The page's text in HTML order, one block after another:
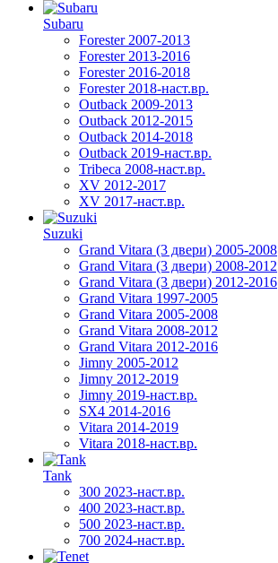
Subaru
Forester 2007-2013
Forester 2013-2016
Forester 2016-2018
Forester 2018-наст.вр.
Outback 2009-2013
Outback 2012-2015
Outback 2014-2018
Outback 2019-наст.вр.
Tribeca 2008-наст.вр.
XV 2012-2017
XV 2017-наст.вр.
Suzuki
Grand Vitara (3 двери) 2005-2008
Grand Vitara (3 двери) 2008-2012
Grand Vitara (3 двери) 2012-2016
Grand Vitara 1997-2005
Grand Vitara 2005-2008
Grand Vitara 2008-2012
Grand Vitara 2012-2016
Jimny 2005-2012
Jimny 2012-2019
Jimny 2019-наст.вр.
SX4 2014-2016
Vitara 2014-2019
Vitara 2018-наст.вр.
Tank
300 2023-наст.вр.
400 2023-наст.вр.
500 2023-наст.вр.
700 2024-наст.вр.